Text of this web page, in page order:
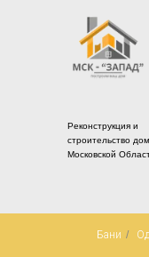
Реконструкция и
строительство
Московской
Бани /